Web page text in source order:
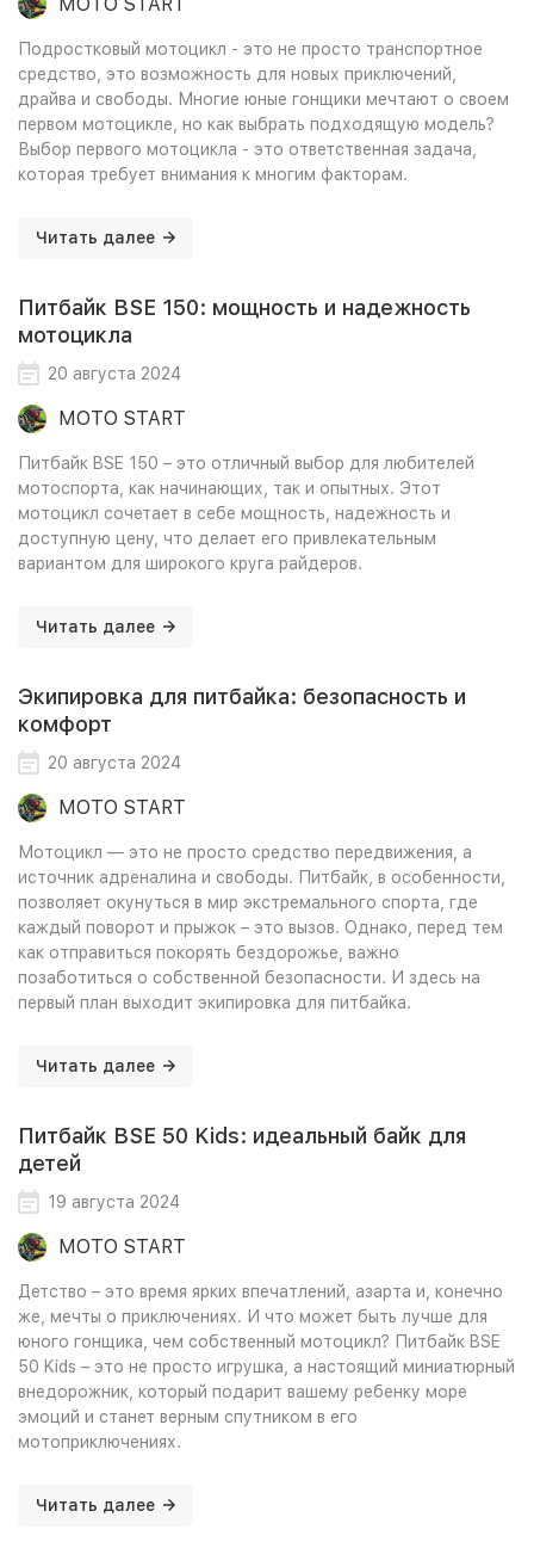
Подростковый мотоцикл - это не просто транспортное
средство, это возможность для новых приключений,
драйва и свободы. Многие юные гонщики мечтают о своем
первом мотоцикле, но как выбрать подходящую модель?
Выбор первого мотоцикла - это ответственная задача,
которая требует внимания к многим факторам.
Читать далее
Питбайк BSE 150: мощность и надежность
мотоцикла
20 августа 2024
MOTO START
Питбайк BSE 150 – это отличный выбор для любителей
мотоспорта, как начинающих, так и опытных. Этот
мотоцикл сочетает в себе мощность, надежность и
доступную цену, что делает его привлекательным
вариантом для широкого круга райдеров.
Читать далее
Экипировка для питбайка: безопасность и
комфорт
20 августа 2024
MOTO START
Мотоцикл — это не просто средство передвижения, а
источник адреналина и свободы. Питбайк, в особенности,
позволяет окунуться в мир экстремального спорта, где
каждый поворот и прыжок – это вызов. Однако, перед тем
как отправиться покорять бездорожье, важно
позаботиться о собственной безопасности. И здесь на
первый план выходит экипировка для питбайка.
Читать далее
Питбайк BSE 50 Kids: идеальный байк для
детей
19 августа 2024
MOTO START
Детство – это время ярких впечатлений, азарта и, конечно
же, мечты о приключениях. И что может быть лучше для
юного гонщика, чем собственный мотоцикл? Питбайк BSE
50 Kids – это не просто игрушка, а настоящий миниатюрный
внедорожник, который подарит вашему ребенку море
эмоций и станет верным спутником в его
мотоприключениях.
Читать далее